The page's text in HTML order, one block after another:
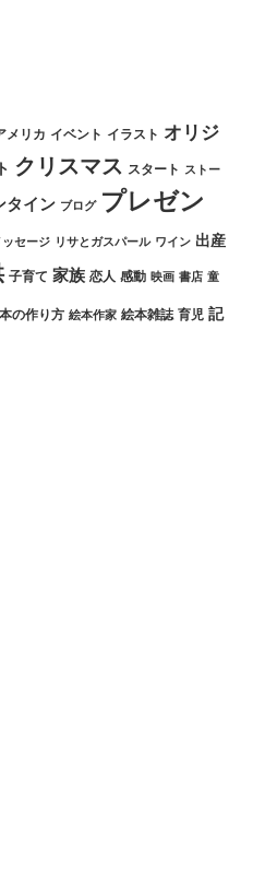
メリカ イベント イラスト オリジ
クリスマス スタート ストー
タイン ブログ プレゼン
ッセージ リサとガスパール ワイン 出産
子育て 家族 恋人 感動 映画 書店 童
の作り方 絵本作家 絵本雑誌 育児 記